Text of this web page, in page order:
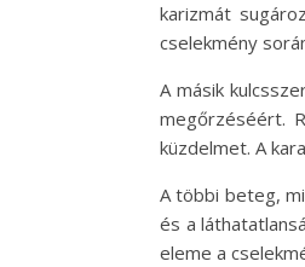
karizmát
cselekmény
A másik
megőrzéséért.
küzdelmet. A
A többi beteg,
és a
eleme a